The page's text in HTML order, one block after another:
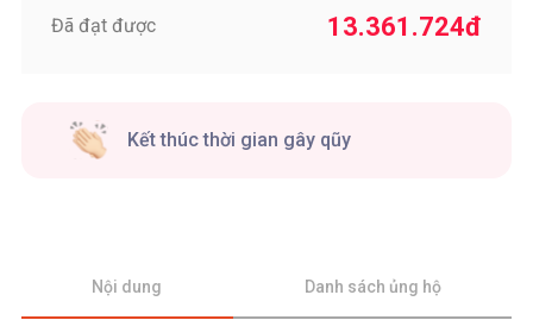
Đã đạt được 13.361.724đ
Kết thúc thời gian gây qũy
Nội dung Danh sách ủng hộ